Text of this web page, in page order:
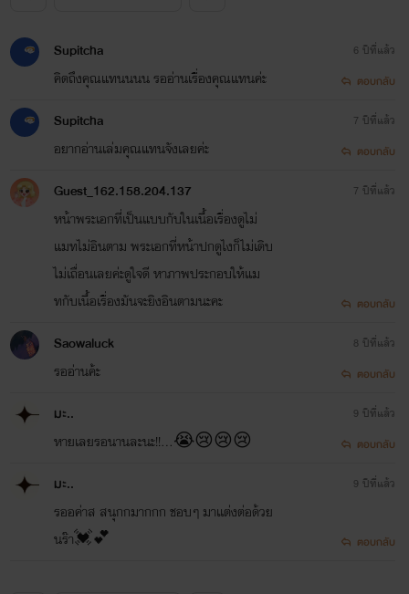
ส่วนนักอ่านท่านใด อยากอ่านฉบับสมบูรณ์ดาวน์โหลดอีบุ๊คได้
คลิกที่รูป
<iframe width="430"
src="https://
frameborder="0" >
Supitcha
คิดถึงคุณแทนนนน รออ่านเรื่องคุณแทนค่ะ
6 ปีที่แล้ว
ตอบกลับ
Supitcha
อยากอ่านเล่มคุณแทนจังเลยค่ะ
7 ปีที่แล้ว
ตอบกลับ
Guest_162.158.204.137
หน้าพระเอกที่เป็นแบบกับในเนื้อเรื่องดูไม่
แมทไม่อินตาม พระเอกที่หน้าปกดูไงก็ไม่เดิบ
ไม่เถื่อนเลยค่ะดูใจดี หาภาพประกอบให้แม
ทกับเนื้อเรื่องมันจะยิงอินตามนะคะ
7 ปีที่แล้ว
ตอบกลับ
Saowaluck
รออ่านค้ะ
8 ปีที่แล้ว
ตอบกลับ
มะ..
หายเลยรอนานละนะ!!...😭😢😢😢
9 ปีที่แล้ว
ตอบกลับ
มะ..
รออค่าส สนุกกมากกก ชอบๆ มาเเต่งต่อด้วย
นร๊า💓💕
9 ปีที่แล้ว
ตอบกลับ